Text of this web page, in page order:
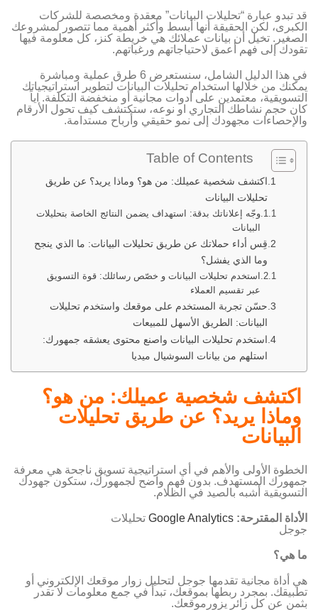
قد تبدو عبارة “تحليلات البيانات” معقدة ومخصصة للشركات
الكبرى، لكن الحقيقة أنها أبسط وأكثر أهمية مما تتصور لمشروعك
الصغير. تخيل أن بيانات عملائك هي خريطة كنز، كل معلومة فيها
تقودك إلى فهم أعمق لاحتياجاتهم ورغباتهم.
في هذا الدليل الشامل، سنستعرض 6 طرق عملية ومباشرة
يمكنك من خلالها استخدام تحليلات البيانات لتطوير استراتيجياتك
التسويقية، معتمدين على أدوات مجانية أو منخفضة التكلفة. اياً
كان حجم نشاطك التجاري او نوعه، ستكتشف كيف تحول الأرقام
والإحصاءات مجهودك إلى نمو حقيقي وأرباح مستدامة.
Table of Contents
اكتشف شخصية عميلك: من هو؟ وماذا يريد؟ عن طريق
تحليلات البيانات
وجّه إعلاناتك بدقة: استهداف يضمن النتائج الخاصة بتحليلات
البيانات
قِس أداء حملاتك عن طريق تحليلات البيانات: ما الذي ينجح
وما الذي يفشل؟
استخدم تحليلات البيانات و خصّص رسائلك: قوة التسويق
عبر تقسيم العملاء
حسّن تجربة المستخدم على موقعك واستخدم تحليلات
البيانات: الطريق الأسهل للمبيعات
استخدم تحليلات البيانات واصنع محتوى يعشقه جمهورك:
استلهم من بيانات السوشيال ميديا
اكتشف شخصية عميلك: من هو؟
وماذا يريد؟ عن طريق تحليلات
البيانات
الخطوة الأولى والأهم في أي استراتيجية تسويق ناجحة هي معرفة
جمهورك المستهدف. بدون فهم واضح لجمهورك، ستكون جهودك
التسويقية أشبه بالصيد في الظلام.
الأداة المقترحة:
Google Analytics تحليلات
جوجل
ما هي؟
هي أداة مجانية تقدمها جوجل لتحليل زوار موقعك الإلكتروني أو
تطبيقك. بمجرد ربطها بموقعك، تبدأ في جمع معلومات لا تقدر
بثمن عن كل زائر يزورموقعك.